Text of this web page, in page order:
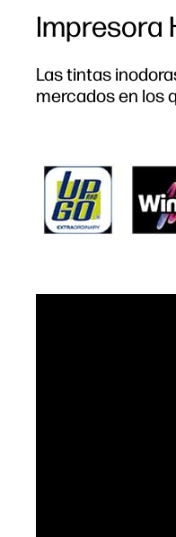
Impresora
Las tintas
mercados en los